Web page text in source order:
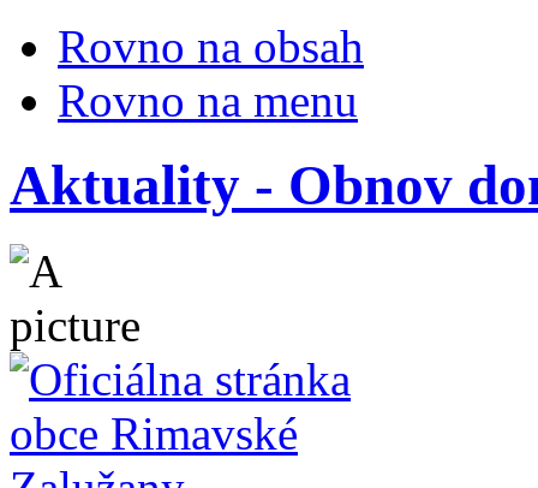
Rovno na obsah
Rovno na menu
Aktuality - Obnov